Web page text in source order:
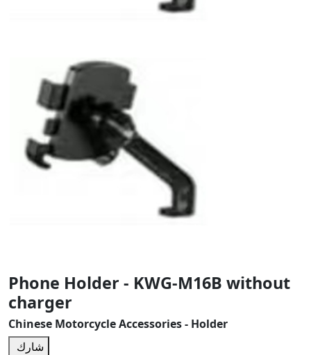
Phone Holder - KWG-M16B without
charger
Chinese Motorcycle Accessories - Holder
شارك